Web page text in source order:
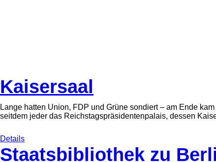
Kaisersaal
Lange hatten Union, FDP und Grüne sondiert – am Ende
seitdem jeder das Reichstagspräsidentenpalais, dessen
Details
Staatsbibliothek zu